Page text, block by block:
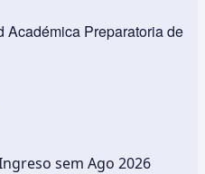
Preparatoria de
sem Ago 2026